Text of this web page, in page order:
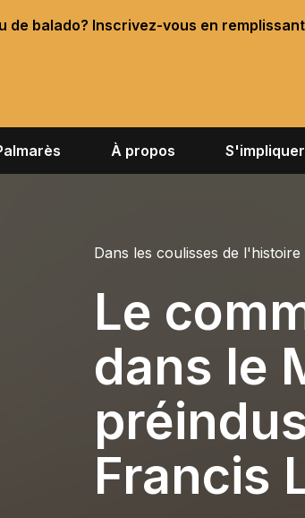
balado? Inscrivez-vous en
À propos S'impliquer
Dans les coulisses de l'histoire
Le
dans le
Francis